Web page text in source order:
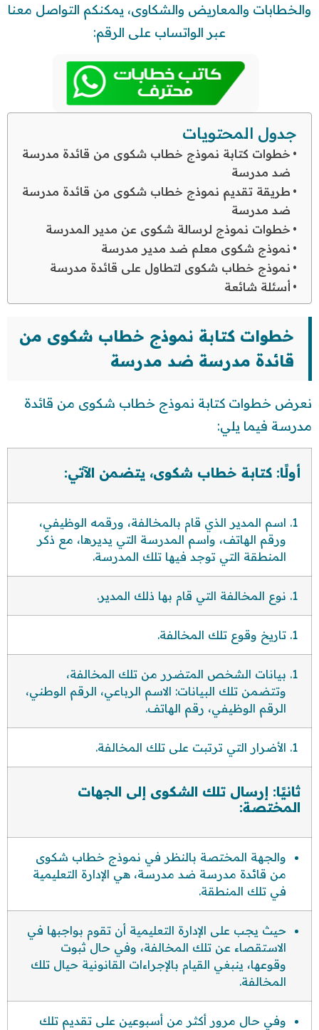
والخطابات والمعاريض والشكاوى، يمكنكم التواصل معنا
عبر الواتساب على الرقم:
جدول المحتويات
خطوات كتابة نموذج خطاب شكوى من قائدة مدرسة
ضد مدرسة
طريقة تقديم نموذج خطاب شكوى من قائدة مدرسة
ضد مدرسة
خطوات نموذج لرسالة شكوى عن مدير المدرسة
نموذج شكوى معلم ضد مدير مدرسة
نموذج خطاب شكوى لتطاول على قائدة مدرسة
أسئلة شائعة
خطوات كتابة نموذج خطاب شكوى من
قائدة مدرسة ضد مدرسة
نعرض خطوات كتابة نموذج خطاب شكوى من قائدة
مدرسة فيما يلي:
أولًا: كتابة خطاب شكوى، يتضمن الآتي:
اسم المدير الذي قام بالمخالفة، ورقمه الوظيفي،
ورقم الهاتف، واسم المدرسة التي يديرها، مع ذكر
المنطقة التي توجد فيها تلك المدرسة.
نوع المخالفة التي قام بها ذلك المدير.
تاريخ وقوع تلك المخالفة.
بيانات الشخص المتضرر من تلك المخالفة،
وتتضمن تلك البيانات: الاسم الرباعي، الرقم الوطني،
الرقم الوظيفي، رقم الهاتف.
الأضرار التي ترتبت على تلك المخالفة.
ثانيًا: إرسال تلك الشكوى إلى الجهات
المختصة:
والجهة المختصة بالنظر في نموذج خطاب شكوى
من قائدة مدرسة ضد مدرسة، هي الإدارة التعليمية
في تلك المنطقة.
حيث يجب على الإدارة التعليمية أن تقوم بواجبها في
الاستقصاء عن تلك المخالفة، وفي حال ثبوت
وقوعها، ينبغي القيام بالإجراءات القانونية حيال تلك
المخالفة.
وفي حال مرور أكثر من أسبوعين على تقديم تلك